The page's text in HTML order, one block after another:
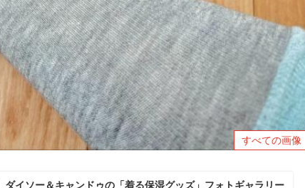
すべての画像
ダイソー＆キャンドゥの「着る保湿グッズ」フォトギャラリー